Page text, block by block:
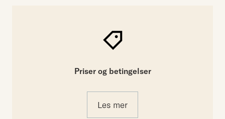
Priser og betingelser
Les mer